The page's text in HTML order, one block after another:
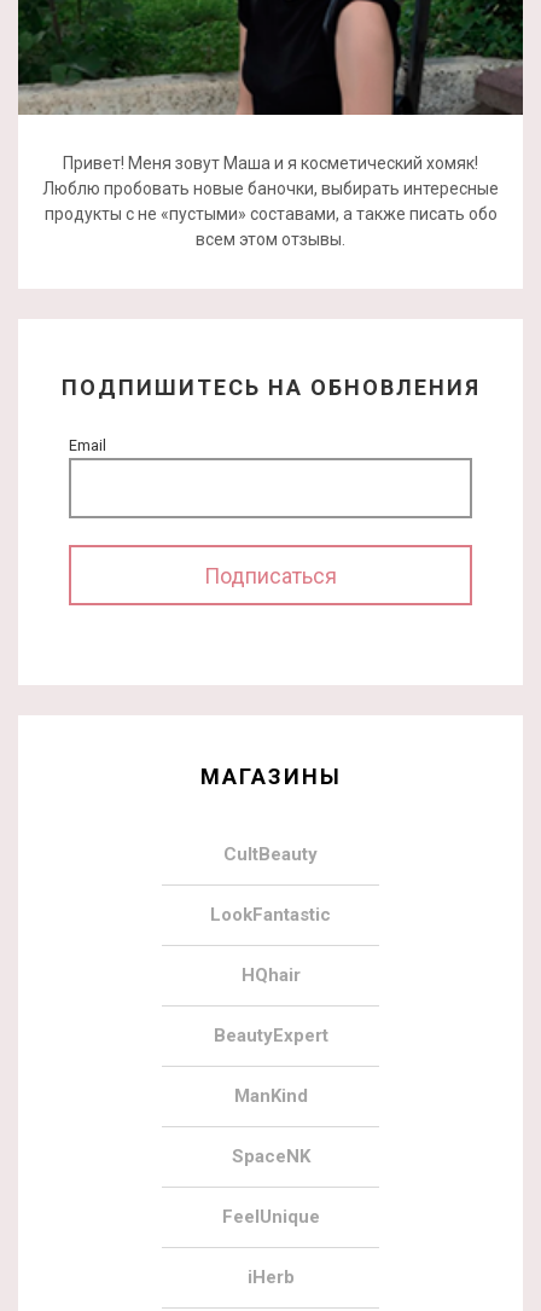
Привет! Меня зовут Маша и я косметический хомяк!
Люблю пробовать новые баночки, выбирать интересные
продукты с не «пустыми» составами, а также писать обо
всем этом отзывы.
ПОДПИШИТЕСЬ НА ОБНОВЛЕНИЯ
Email
МАГАЗИНЫ
CultBeauty
LookFantastic
HQhair
BeautyExpert
ManKind
SpaceNK
FeelUnique
iHerb